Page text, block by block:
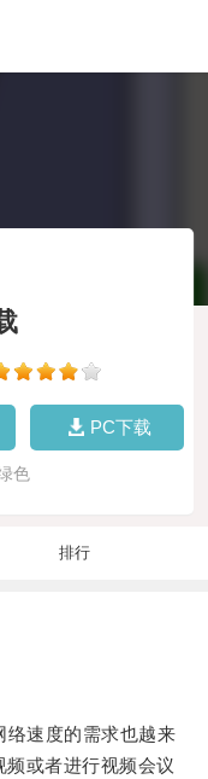
PC下载
色
排行
速度的需求也越来
或者进行视频会议